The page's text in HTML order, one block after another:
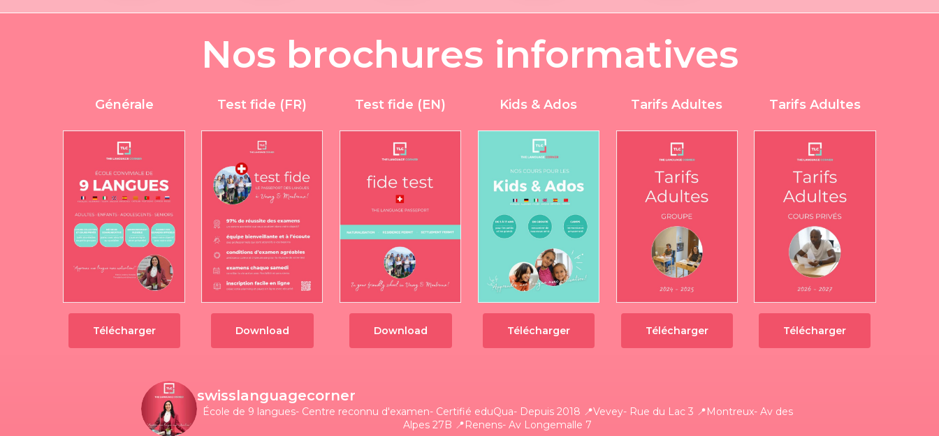
Nos brochures informatives
Générale
Télécharger
Test fide (FR)
Download
Test fide (EN)
Download
Kids & Ados
Télécharger
Tarifs Adultes
Télécharger
Tarifs Adultes
Télécharger
swisslanguagecorner
École de 9 langues- Centre reconnu d'examen- Certifié eduQua- Depuis 2018 📍Vevey- Rue du Lac 3 📍Montreux- Av des
Alpes 27B 📍Renens- Av Longemalle 7